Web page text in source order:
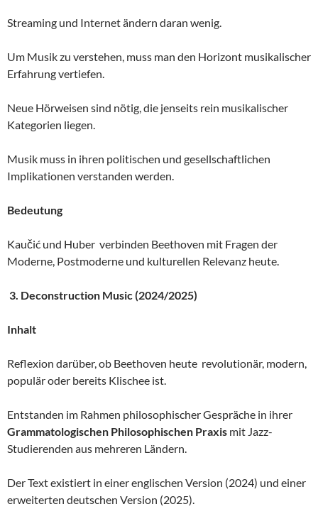
Streaming und Internet ändern daran wenig.
Um Musik zu verstehen, muss man den Horizont musikalischer
Erfahrung vertiefen.
Neue Hörweisen sind nötig, die jenseits rein musikalischer
Kategorien liegen.
Musik muss in ihren politischen und gesellschaftlichen
Implikationen verstanden werden.
Bedeutung
Kaučić und Huber verbinden Beethoven mit Fragen der
Moderne, Postmoderne und kulturellen Relevanz heute.
3. Deconstruction Music (2024/2025)
Inhalt
Reflexion darüber, ob Beethoven heute revolutionär, modern,
populär oder bereits Klischee ist.
Entstanden im Rahmen philosophischer Gespräche in ihrer
Grammatologischen Philosophischen Praxis mit Jazz-
Studierenden aus mehreren Ländern.
Der Text existiert in einer englischen Version (2024) und einer
erweiterten deutschen Version (2025).